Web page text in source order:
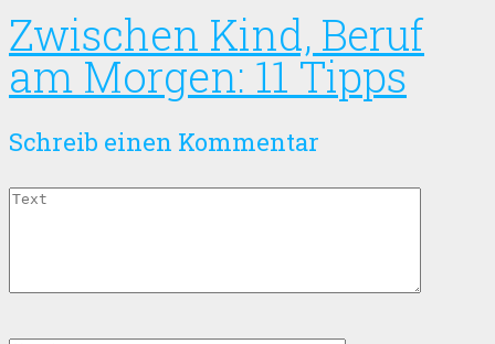
Zwischen Kind, Beruf
am Morgen: 11 Tipps
Schreib einen Kommentar